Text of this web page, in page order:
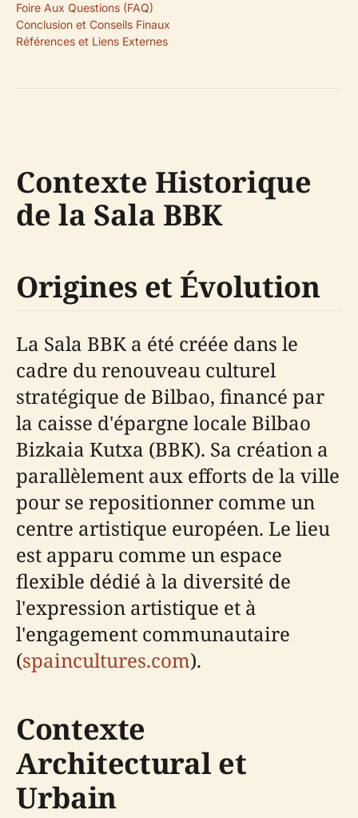
Foire Aux Questions (FAQ)
Conclusion et Conseils Finaux
Références et Liens Externes
Contexte Historique
de la Sala BBK
Origines et Évolution
La Sala BBK a été créée dans le
cadre du renouveau culturel
stratégique de Bilbao, financé par
la caisse d'épargne locale Bilbao
Bizkaia Kutxa (BBK). Sa création a
parallèlement aux efforts de la ville
pour se repositionner comme un
centre artistique européen. Le lieu
est apparu comme un espace
flexible dédié à la diversité de
l'expression artistique et à
l'engagement communautaire
(spaincultures.com).
Contexte
Architectural et
Urbain